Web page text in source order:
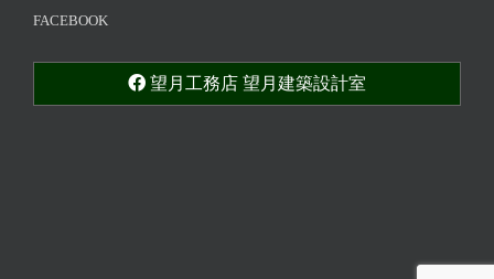
FACEBOOK
望月工務店 望月建築設計室